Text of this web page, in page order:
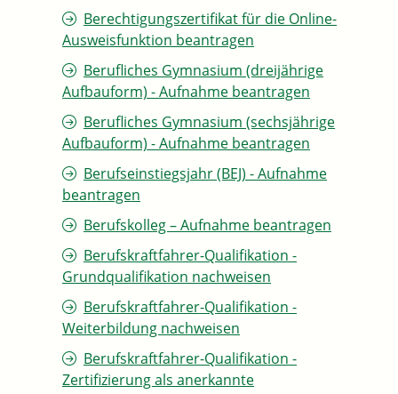
Berechtigungszertifikat für die Online-
Ausweisfunktion beantragen
Berufliches Gymnasium (dreijährige
Aufbauform) - Aufnahme beantragen
Berufliches Gymnasium (sechsjährige
Aufbauform) - Aufnahme beantragen
Berufseinstiegsjahr (BEJ) - Aufnahme
beantragen
Berufskolleg – Aufnahme beantragen
Berufskraftfahrer-Qualifikation -
Grundqualifikation nachweisen
Berufskraftfahrer-Qualifikation -
Weiterbildung nachweisen
Berufskraftfahrer-Qualifikation -
Zertifizierung als anerkannte